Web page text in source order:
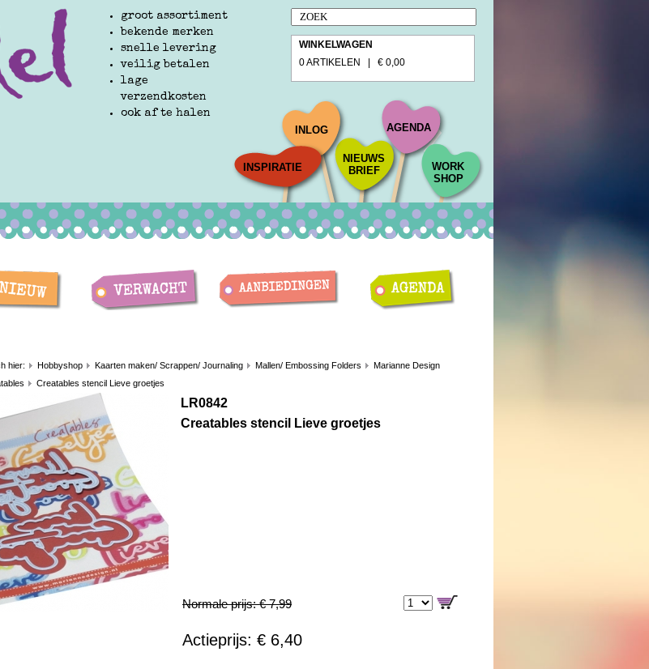
groot assortiment
bekende merken
snelle levering
veilig betalen
lage
verzendkosten
ook af te halen
WINKELWAGEN
0 ARTIKELEN | € 0,00
INSPIRATIE
INLOG
NIEUWS
BRIEF
AGENDA
WORK
SHOP
hier: Hobbyshop Kaarten maken/ Scrappen/ Journaling Mallen/ Embossing Folders
Marianne Design
Creatables stencil Lieve groetjes
LR0842
Creatables stencil Lieve groetjes
Normale prijs: € 7,99
Actieprijs: € 6,40